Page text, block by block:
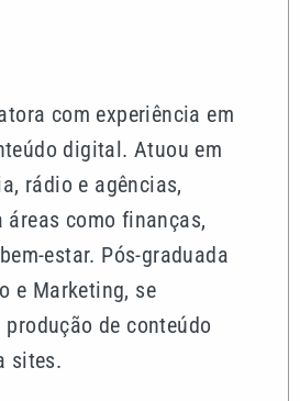
com experiência em
digital. Atuou em
rádio e agências,
áreas como finanças,
estar. Pós-graduada
e Marketing, se
de conteúdo
sites.